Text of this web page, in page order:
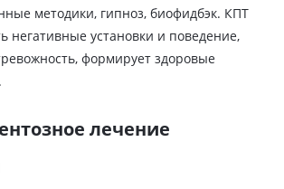
методики, гипноз, биофидбэк. КПТ
негативные установки и поведение,
формирует здоровые
лечение